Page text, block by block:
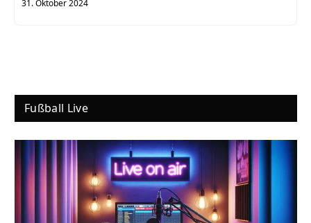
31. Oktober 2024
Fußball Live